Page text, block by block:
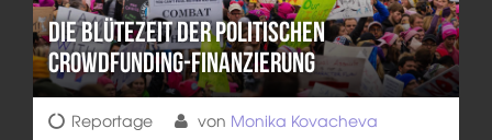
Die Blütezeit der politischen
Crowdfunding-Finanzierung
Reportage von Monika Kovacheva